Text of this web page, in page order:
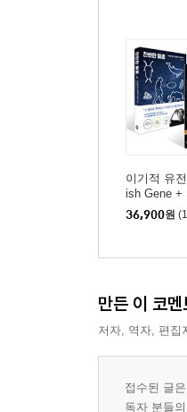
이기적 유
ish Gene +
종 세트
36,900원
만든 이 코멘
저자, 역자, 편집
접수된 글
독자 분들